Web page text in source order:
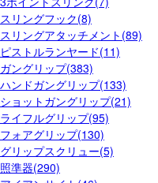
スリングフック(8)
スリングアタッチメント(89)
ピストルランヤード(11)
ガングリップ(383)
ハンドガングリップ(133)
ショットガングリップ(21)
ライフルグリップ(95)
フォアグリップ(130)
グリップスクリュー(5)
照準器(290)